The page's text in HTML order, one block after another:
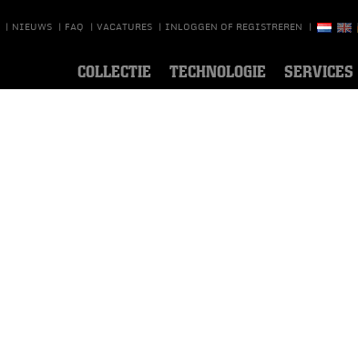
| NIEUWS | FAQ | VACATURES | INLOGGEN OF REGISTREREN |
COLLECTIE TECHNOLOGIE SERVICES